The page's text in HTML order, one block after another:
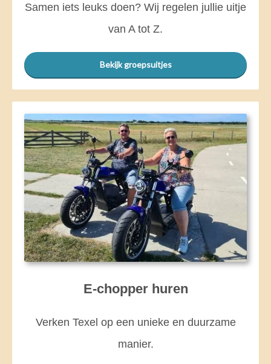
Samen iets leuks doen? Wij regelen jullie uitje
van A tot Z.
Bekijk groepsuitjes
E-chopper huren
Verken Texel op een unieke en duurzame
manier.